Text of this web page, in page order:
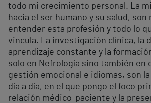
todo mi crecimiento personal. La
hacia el ser humano y su salud,
entender esta profesión y todo lo
vincula. La investigación clínica, la
aprendizaje constante y la
solo en Nefrología sino también en
gestión emocional e idiomas, son
día a día, en el que pongo el foco
relación médico-paciente y la